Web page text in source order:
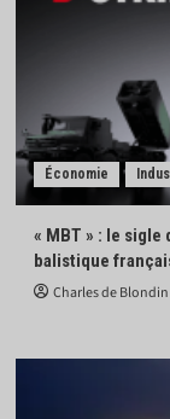
Économie
« MBT » : le
balistique
Charles de Blondin